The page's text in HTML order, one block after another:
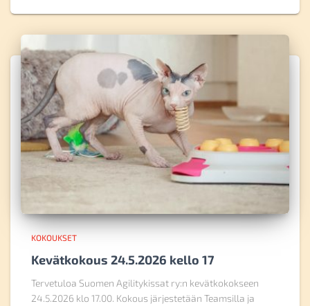
KOKOUKSET
Kevätkokous 24.5.2026 kello 17
Tervetuloa Suomen Agilitykissat ry:n kevätkokokseen
24.5.2026 klo 17.00. Kokous järjestetään Teamsilla ja